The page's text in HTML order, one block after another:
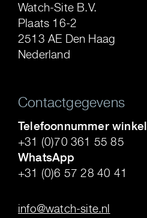
Watch-Site B.V.
Plaats 16-2
2513 AE Den Haag
Nederland
Contactgegevens
Telefoonnummer winkel
+31 (0)70 361 55 85
WhatsApp
+31 (0)6 57 28 40 41
info@watch-site.nl